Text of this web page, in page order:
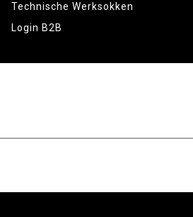
Technische Werksokken
Login B2B